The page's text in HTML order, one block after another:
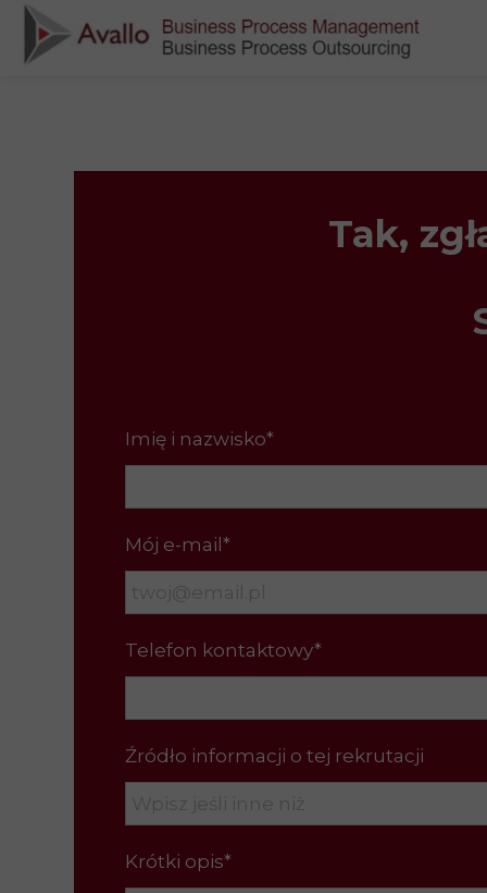
Imię i nazwisko*
Mój e-mail*
Telefon kontaktowy*
Źródło informacji o tej rekrutacji
Krótki opis*
Tak,